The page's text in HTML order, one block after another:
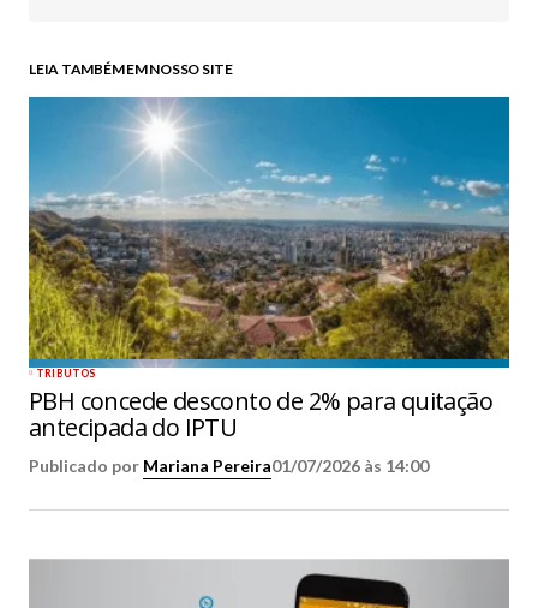
LEIA TAMBÉM EM NOSSO SITE
TRIBUTOS
PBH concede desconto de 2% para quitação
antecipada do IPTU
Publicado por Mariana Pereira01/07/2026 às 14:00